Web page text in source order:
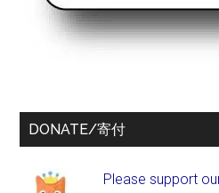
DONATE/寄付
Please support